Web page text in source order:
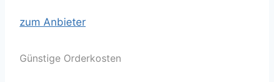
zum Anbieter
Günstige Orderkosten